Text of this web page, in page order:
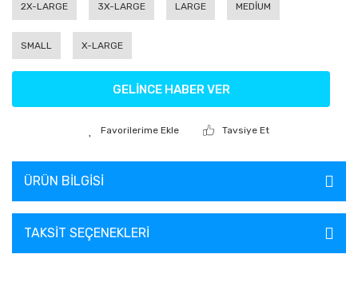
2X-LARGE 3X-LARGE LARGE MEDİUM
SMALL X-LARGE
GELİNCE HABER VER
Tavsiye Et
ÜRÜN BILGISI
TAKSIT SEÇENEKLERI